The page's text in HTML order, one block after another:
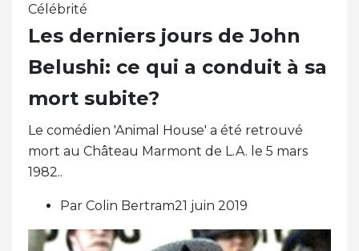
Célébrité
Les derniers jours de John
Belushi: ce qui a conduit à sa
mort subite?
Le comédien 'Animal House' a été retrouvé
mort au Château Marmont de L.A. le 5 mars
1982..
Par Colin Bertram21 juin 2019